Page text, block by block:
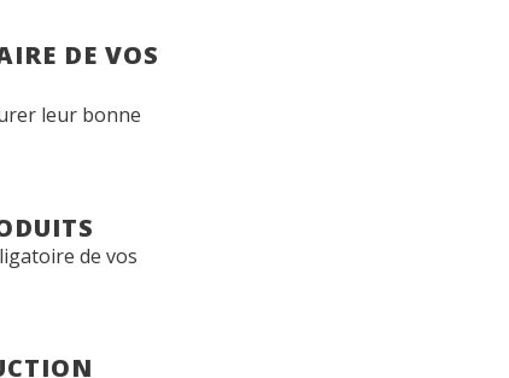
DE VOS
leur bonne
de vos